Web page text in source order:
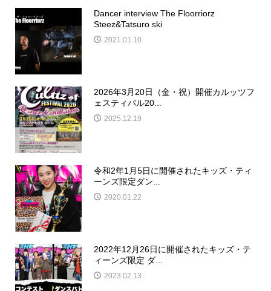
Dancer interview The Floorriorz
Steez&Tatsuro ski
2021.01.10
2026年3月20日（金・祝）開催カルッツフ
ェスティバル20...
2025.12.19
令和2年1月5日に開催されたキッズ・ティ
ーンズ限定ダン...
2020.01.22
2022年12月26日に開催されたキッズ・テ
ィーンズ限定 ダ...
2023.02.13